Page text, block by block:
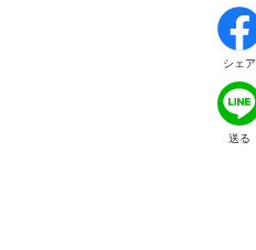
シェア
送る